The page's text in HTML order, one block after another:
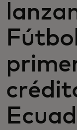
Noticias y